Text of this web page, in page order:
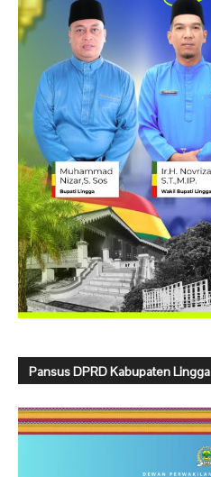
Pansus DPRD Kabupaten Lingga